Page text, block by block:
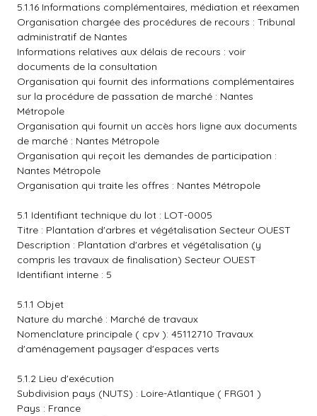
5.1.16 Informations complémentaires, médiation et réexamen
Organisation chargée des procédures de recours : Tribunal
administratif de Nantes
Informations relatives aux délais de recours : voir
documents de la consultation
Organisation qui fournit des informations complémentaires
sur la procédure de passation de marché : Nantes
Métropole
Organisation qui fournit un accès hors ligne aux documents
de marché : Nantes Métropole
Organisation qui reçoit les demandes de participation :
Nantes Métropole
Organisation qui traite les offres : Nantes Métropole
5.1 Identifiant technique du lot : LOT-0005
Titre : Plantation d'arbres et végétalisation Secteur OUEST
Description : Plantation d'arbres et végétalisation (y
compris les travaux de finalisation) Secteur OUEST
Identifiant interne : 5
5.1.1 Objet
Nature du marché : Marché de travaux
Nomenclature principale ( cpv ): 45112710 Travaux
d'aménagement paysager d'espaces verts
5.1.2 Lieu d'exécution
Subdivision pays (NUTS) : Loire-Atlantique ( FRG01 )
Pays : France